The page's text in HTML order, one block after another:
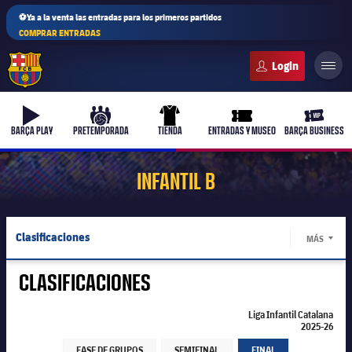
⚽Ya a la venta las entradas para los primeros partidos
COMPRAR ENTRADAS
b-play
BARÇA PLAY
culers-ball
PRETEMPORADA
uniform
TIENDA
ticket-full
ENTRADAS Y MUSEO
ticket-
BARÇA BUSINESS
INFANTIL B
Clasificaciones MÁS
Jugadores
CLASIFICACIONES
Liga Infantil Catalana
2025-26